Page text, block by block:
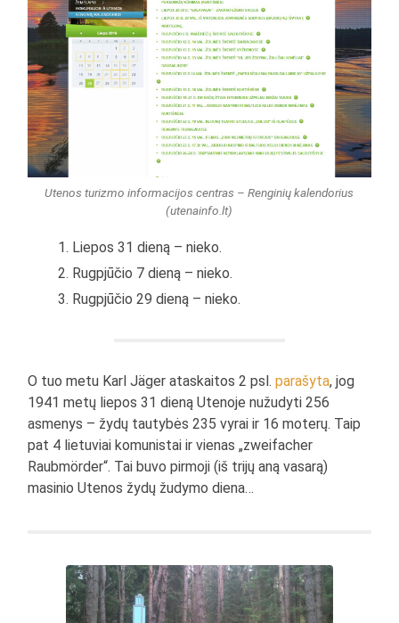
Utenos turizmo informacijos centras – Renginių kalendorius
(utenainfo.lt)
Liepos 31 dieną – nieko.
Rugpjūčio 7 dieną – nieko.
Rugpjūčio 29 dieną – nieko.
O tuo metu Karl Jäger ataskaitos 2 psl.parašyta, jog
1941 metų liepos 31 dieną Utenoje nužudyti 256
asmenys – žydų tautybės 235 vyrai ir 16 moterų. Taip
pat 4 lietuviai komunistai ir vienas „zweifacher
Raubmörder“. Tai buvo pirmoji (iš trijų aną vasarą)
masinio Utenos žydų žudymo diena…